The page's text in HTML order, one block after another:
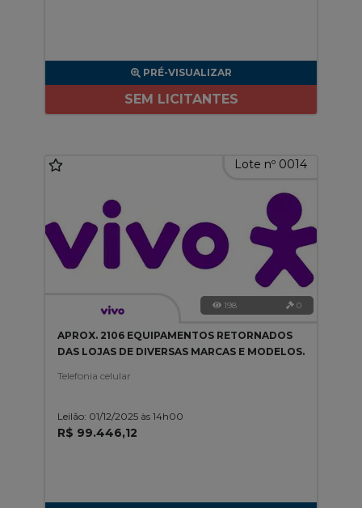
PRÉ-VISUALIZAR
SEM LICITANTES
Lote nº 0014
198 0
APROX. 2106 EQUIPAMENTOS RETORNADOS
DAS LOJAS DE DIVERSAS MARCAS E MODELOS.
Telefonia celular
Leilão: 01/12/2025 às 14h00
R$ 99.446,12